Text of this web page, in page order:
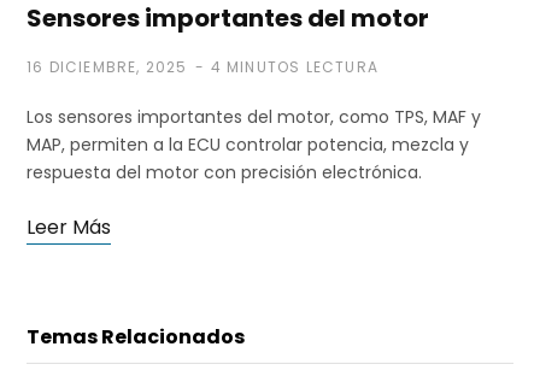
e
Sensores importantes del motor
16 DICIEMBRE, 2025 4 MINUTOS LECTURA
Los sensores importantes del motor, como TPS, MAF y
MAP, permiten a la ECU controlar potencia, mezcla y
respuesta del motor con precisión electrónica.
Leer Más
Temas Relacionados